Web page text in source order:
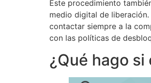
Este procedimiento
medio digital de
contactar siempre a la
con las políticas de
¿Qué hago